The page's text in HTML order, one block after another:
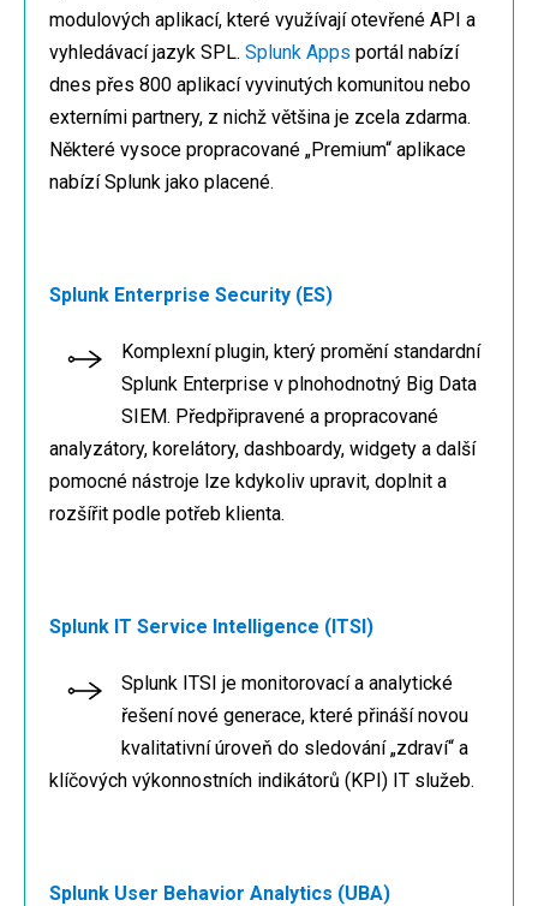
modulových aplikací, které využívají otevřené API a
vyhledávací jazyk SPL. Splunk Apps portál nabízí
dnes přes 800 aplikací vyvinutých komunitou nebo
externími partnery, z nichž většina je zcela zdarma.
Některé vysoce propracované „Premium“ aplikace
nabízí Splunk jako placené.
Splunk Enterprise Security (ES)
Komplexní plugin, který promění standardní
Splunk Enterprise v plnohodnotný Big Data
SIEM. Předpřipravené a propracované
analyzátory, korelátory, dashboardy, widgety a další
pomocné nástroje lze kdykoliv upravit, doplnit a
rozšířit podle potřeb klienta.
Splunk IT Service Intelligence (ITSI)
Splunk ITSI je monitorovací a analytické
řešení nové generace, které přináší novou
kvalitativní úroveň do sledování „zdraví“ a
klíčových výkonnostních indikátorů (KPI) IT služeb.
Splunk User Behavior Analytics (UBA)